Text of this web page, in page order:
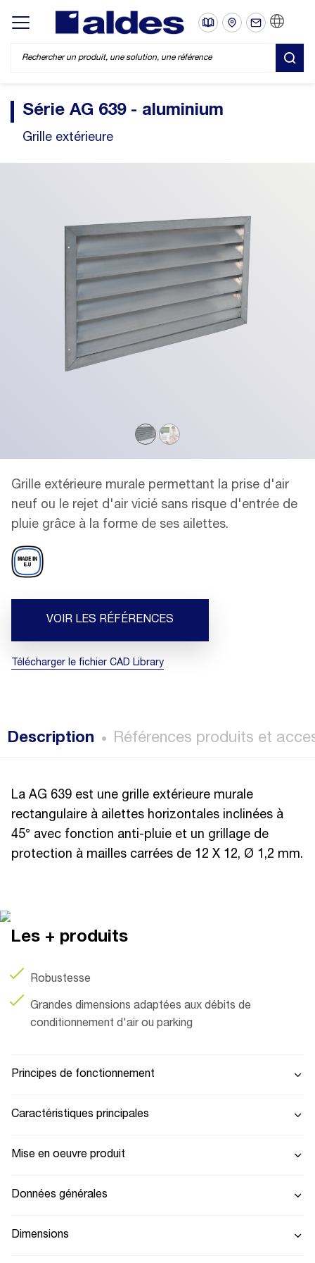
Display/hide main menu
Série AG 639 - aluminium
Grille extérieure
Grille extérieure murale permettant la prise d'air
neuf ou le rejet d'air vicié sans risque d'entrée de
pluie grâce à la forme de ses ailettes.
VOIR LES RÉFÉRENCES
Télécharger le fichier CAD Library
Description Références produits et
La AG 639 est une grille extérieure murale
rectangulaire à ailettes horizontales inclinées à
45° avec fonction anti-pluie et un grillage de
protection à mailles carrées de 12 X 12, Ø 1,2 mm.
Les + produits
Robustesse
Grandes dimensions adaptées aux débits de
conditionnement d'air ou parking
Principes de fonctionnement
Caractéristiques principales
Mise en oeuvre produit
Données générales
Dimensions